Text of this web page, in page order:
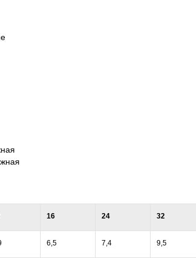
16 24 32
6,5 7,4 9,5